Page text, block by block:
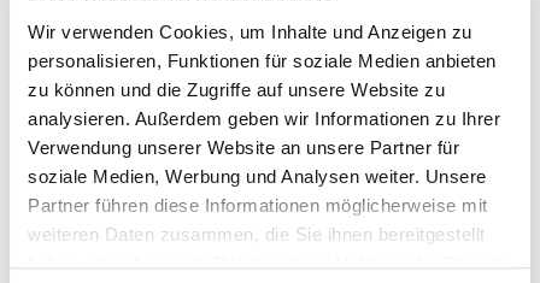
Wir verwenden Cookies, um Inhalte und Anzeigen zu
personalisieren, Funktionen für soziale Medien anbieten
zu können und die Zugriffe auf unsere Website zu
analysieren. Außerdem geben wir Informationen zu Ihrer
Verwendung unserer Website an unsere Partner für
soziale Medien, Werbung und Analysen weiter. Unsere
Partner führen diese Informationen möglicherweise mit
weiteren Daten zusammen, die Sie ihnen bereitgestellt